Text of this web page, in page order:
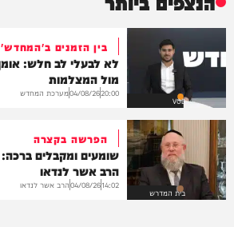
VOD
בין הזמנים ב'המחדש'
לא לבעלי לב חלש:
מול המצלמות
20:00
04/08/26מערכת המחדש
בית המדרש
הפרשה בקצרה
שומעים ומקבלים
הרב אשר לנדאו
14:02
04/08/26הרב אשר לנדאו